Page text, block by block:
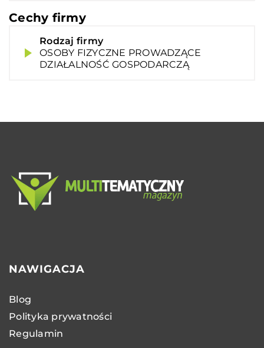
Cechy firmy
Rodzaj firmy
OSOBY FIZYCZNE PROWADZĄCE
DZIAŁALNOŚĆ GOSPODARCZĄ
NAWIGACJA
Blog
Polityka prywatności
Regulamin